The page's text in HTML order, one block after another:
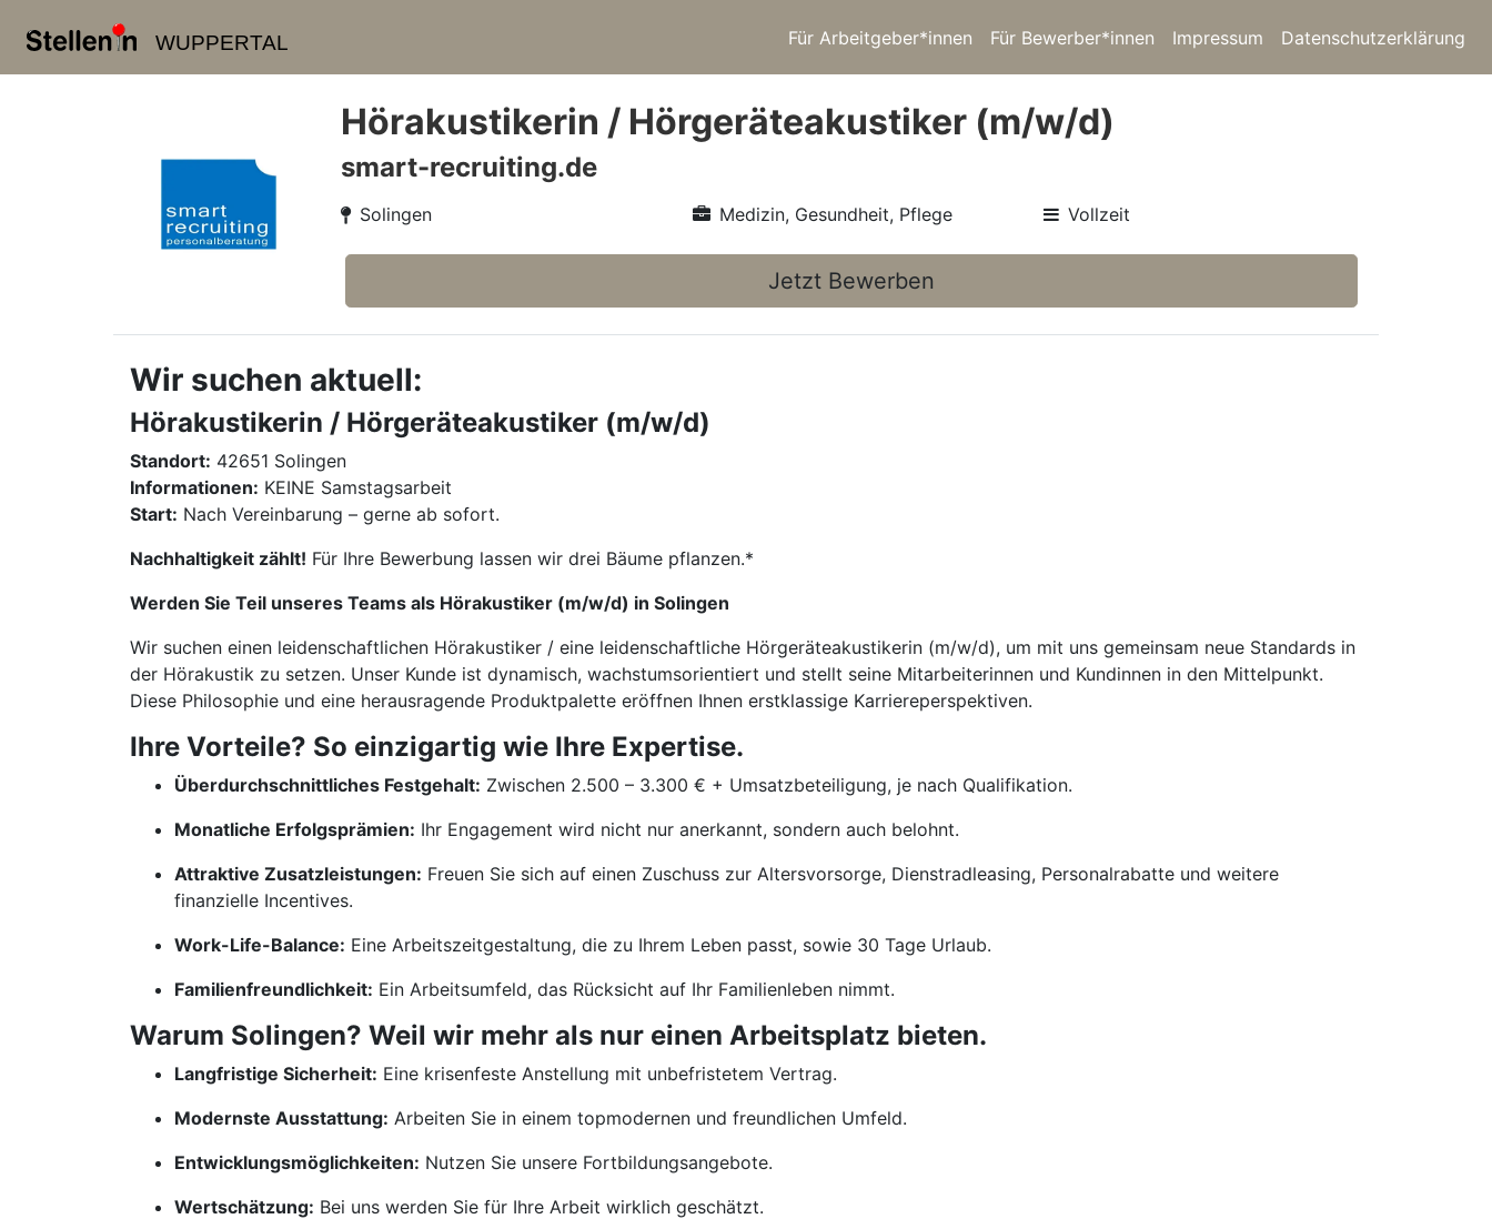
WUPPERTAL Für Arbeitgeber*innen Für Bewerber*innen Impressum Datenschutzerklärung
Hörakustikerin / Hörgeräteakustiker (m/w/d)
smart-recruiting.de
Solingen Medizin, Gesundheit, Pflege Vollzeit
Jetzt Bewerben
Wir suchen aktuell:
Hörakustikerin / Hörgeräteakustiker (m/w/d)
Standort: 42651 Solingen
Informationen: KEINE Samstagsarbeit
Start: Nach Vereinbarung – gerne ab sofort.
Nachhaltigkeit zählt! Für Ihre Bewerbung lassen wir drei Bäume pflanzen.*
Werden Sie Teil unseres Teams als Hörakustiker (m/w/d) in Solingen
Wir suchen einen leidenschaftlichen Hörakustiker / eine leidenschaftliche Hörgeräteakustikerin (m/w/d), um mit uns gemeinsam neue Standards in
der Hörakustik zu setzen. Unser Kunde ist dynamisch, wachstumsorientiert und stellt seine Mitarbeiterinnen und Kundinnen in den Mittelpunkt.
Diese Philosophie und eine herausragende Produktpalette eröffnen Ihnen erstklassige Karriereperspektiven.
Ihre Vorteile? So einzigartig wie Ihre Expertise.
Überdurchschnittliches Festgehalt: Zwischen 2.500 – 3.300 € + Umsatzbeteiligung, je nach Qualifikation.
Monatliche Erfolgsprämien: Ihr Engagement wird nicht nur anerkannt, sondern auch belohnt.
Attraktive Zusatzleistungen: Freuen Sie sich auf einen Zuschuss zur Altersvorsorge, Dienstradleasing, Personalrabatte und weitere
finanzielle Incentives.
Work-Life-Balance: Eine Arbeitszeitgestaltung, die zu Ihrem Leben passt, sowie 30 Tage Urlaub.
Familienfreundlichkeit: Ein Arbeitsumfeld, das Rücksicht auf Ihr Familienleben nimmt.
Warum Solingen? Weil wir mehr als nur einen Arbeitsplatz bieten.
Langfristige Sicherheit: Eine krisenfeste Anstellung mit unbefristetem Vertrag.
Modernste Ausstattung: Arbeiten Sie in einem topmodernen und freundlichen Umfeld.
Entwicklungsmöglichkeiten: Nutzen Sie unsere Fortbildungsangebote.
Wertschätzung: Bei uns werden Sie für Ihre Arbeit wirklich geschätzt.